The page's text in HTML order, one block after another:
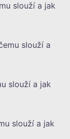
slouží a jak
slouží a
slouží a jak
slouží a jak